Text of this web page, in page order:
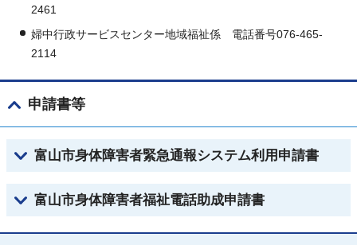
2461
婦中行政サービスセンター地域福祉係 電話番号076-465-
2114
申請書等
富山市身体障害者緊急通報システム利用申請書
富山市身体障害者福祉電話助成申請書